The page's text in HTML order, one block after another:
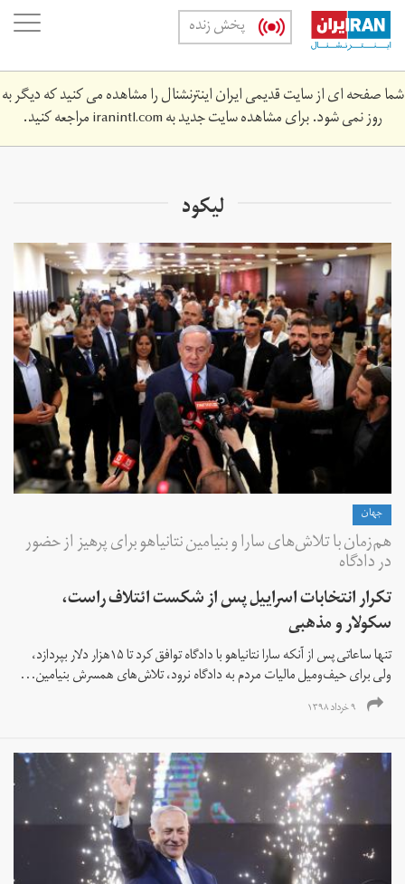
Skip
main
content
پخش زنده
شما صفحه ای از سایت قدیمی ایران اینترنشنال را مشاهده می کنید که دیگر به
روز نمی شود. برای مشاهده سایت جدید بهiranintl.comمراجعه کنید.
لیکود
جهان
هم‌زمان با تلاش‌های سارا و بنیامین نتانیاهو برای پرهیز از حضور
در دادگاه
تکرار انتخابات اسراییل پس از شکست ائتلاف راست،
سکولار و مذهبی
تنها ساعاتی پس از آنکه سارا نتانیاهو با دادگاه توافق کرد تا ۱۵هزار دلار بپردازد،
ولی برای حیف‌ومیل مالیات مردم به دادگاه نرود، تلاش‌های همسرش بنیامین...
۹ خرداد ۱۳۹۸